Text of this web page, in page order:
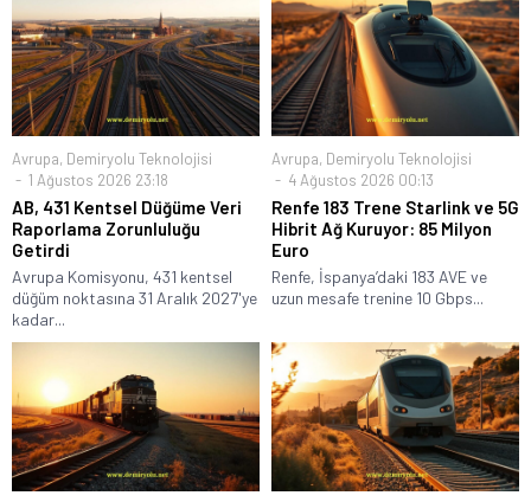
Avrupa, Demiryolu Teknolojisi
1 Ağustos 2026 23:18
AB, 431 Kentsel Düğüme Veri
Raporlama Zorunluluğu
Getirdi
Avrupa Komisyonu, 431 kentsel
düğüm noktasına 31 Aralık 2027'ye
kadar...
Avrupa, Demiryolu Teknolojisi
4 Ağustos 2026 00:13
Renfe 183 Trene Starlink ve 5G
Hibrit Ağ Kuruyor: 85 Milyon
Euro
Renfe, İspanya’daki 183 AVE ve
uzun mesafe trenine 10 Gbps...